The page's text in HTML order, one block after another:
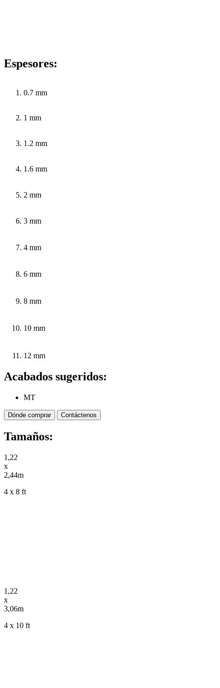
Espesores:
0.7 mm
1 mm
1.2 mm
1.6 mm
2 mm
3 mm
4 mm
6 mm
8 mm
10 mm
12 mm
Acabados sugeridos:
MT
Dónde comprar Contáctenos
Tamaños:
1,22
x
2,44m
4 x 8 ft
1,22
x
3,06m
4 x 10 ft